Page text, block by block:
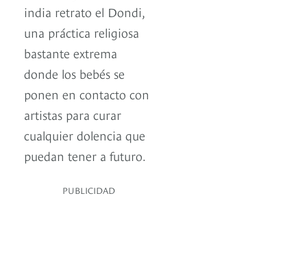
india retrato el Dondi,
una práctica religiosa
bastante extrema
donde los bebés se
ponen en contacto con
artistas para curar
cualquier dolencia que
puedan tener a futuro.
PUBLICIDAD